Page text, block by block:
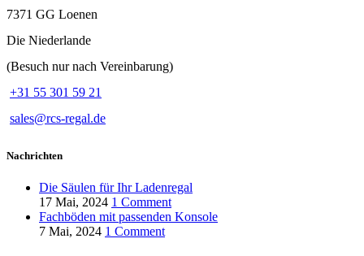
7371 GG Loenen
Die Niederlande
(Besuch nur nach Vereinbarung)
+31 55 301 59 21
sales@rcs-regal.de
Nachrichten
Die Säulen für Ihr Ladenregal
17 Mai, 2024 1 Comment
Fachböden mit passenden Konsole
7 Mai, 2024 1 Comment